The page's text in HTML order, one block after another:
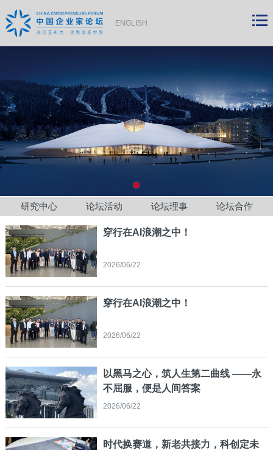
ENGLISH
研究中心 论坛活动 论坛理事 论坛合作
穿行在AI浪潮之中！
2026/06/22
穿行在AI浪潮之中！
2026/06/22
以黑马之心，筑人生第二曲线 ——永
不屈服，便是人间答案
2026/06/22
时代换赛道，新老共接力，科创定未